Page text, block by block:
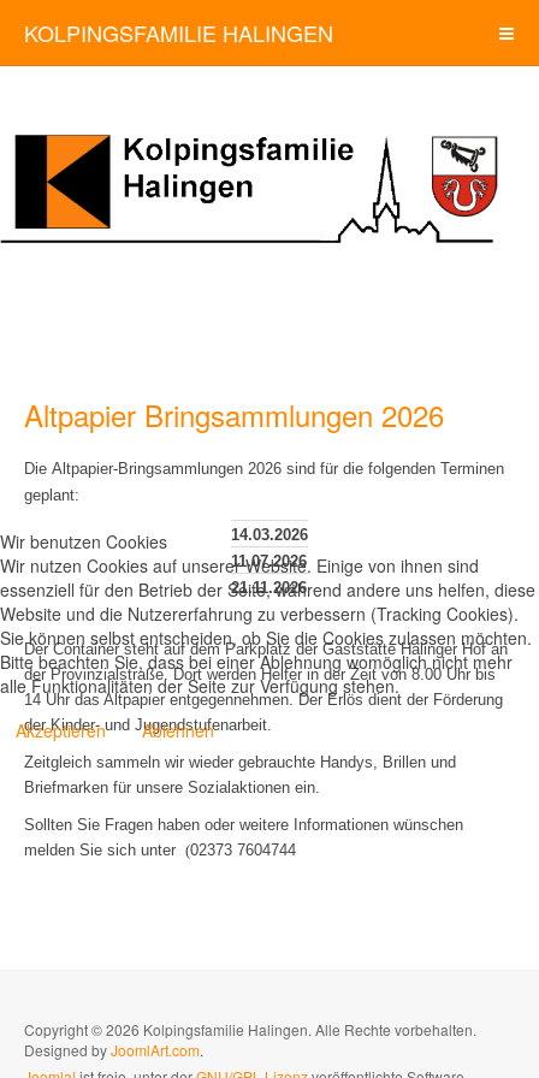
KOLPINGSFAMILIE HALINGEN
Altpapier Bringsammlungen 2026
Die Altpapier-Bringsammlungen 2026 sind für die folgenden Terminen
geplant:
14.03.2026
11.07.2026
21.11.2026
Der Container steht auf dem Parkplatz der Gaststätte Halinger Hof an
der Provinzialstraße. Dort werden Helfer in der Zeit von 8.00 Uhr bis
14 Uhr das Altpapier entgegennehmen. Der Erlös dient der Förderung
der Kinder- und Jugendstufenarbeit.
Zeitgleich sammeln wir wieder gebrauchte Handys, Brillen und
Briefmarken für unsere Sozialaktionen ein.
Sollten Sie Fragen haben oder weitere Informationen wünschen
melden Sie sich unter (02373 7604744
Copyright © 2026 Kolpingsfamilie Halingen. Alle Rechte vorbehalten.
Designed byJoomlArt.com.
Wir benutzen Cookies
Wir nutzen Cookies auf unserer Website. Einige von ihnen sind
essenziell für den Betrieb der Seite, während andere uns helfen, diese
Website und die Nutzererfahrung zu verbessern (Tracking Cookies).
Sie können selbst entscheiden, ob Sie die Cookies zulassen möchten.
Bitte beachten Sie, dass bei einer Ablehnung womöglich nicht mehr
alle Funktionalitäten der Seite zur Verfügung stehen.
Akzeptieren
Ablehnen